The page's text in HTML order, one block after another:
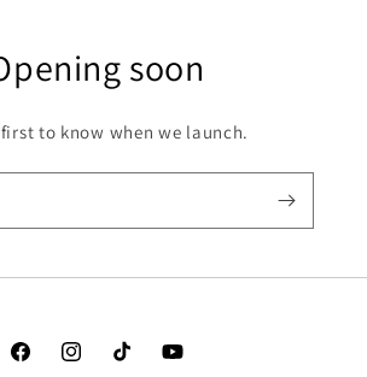
soon
to know when we launch.
FacebookInstagramTikTok YouTube